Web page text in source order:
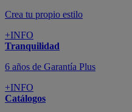
Crea tu propio estilo
+INFO
Tranquilidad
6 años de Garantía Plus
+INFO
Catálogos